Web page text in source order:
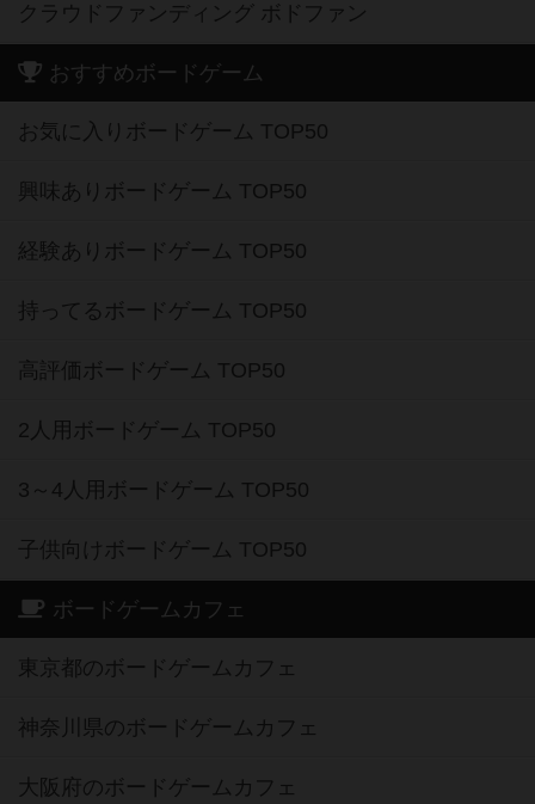
クラウドファンディング ボドファン
おすすめボードゲーム
お気に入りボードゲーム TOP50
興味ありボードゲーム TOP50
経験ありボードゲーム TOP50
持ってるボードゲーム TOP50
高評価ボードゲーム TOP50
2人用ボードゲーム TOP50
3～4人用ボードゲーム TOP50
子供向けボードゲーム TOP50
ボードゲームカフェ
東京都のボードゲームカフェ
神奈川県のボードゲームカフェ
大阪府のボードゲームカフェ